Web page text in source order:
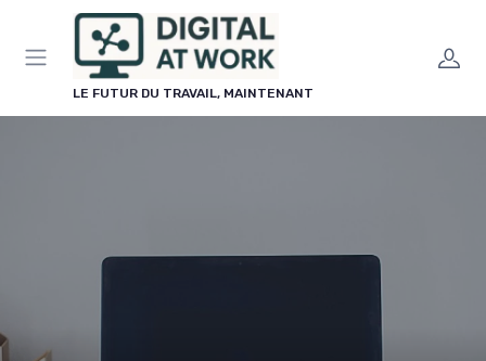
LE FUTUR DU TRAVAIL, MAINTENANT
Panneau de gestion des cookies